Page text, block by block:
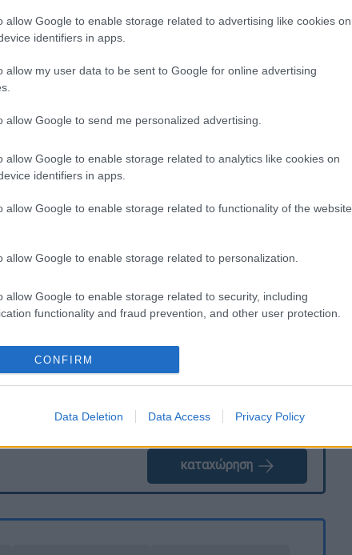
allow Google to enable storage related to advertising like cookies on
identifiers in apps.
allow my user data to be sent to Google for online advertising
allow Google to send me personalized advertising.
allow Google to enable storage related to analytics like cookies on
identifiers in apps.
allow Google to enable storage related to functionality of the website
allow Google to enable storage related to personalization.
allow Google to enable storage related to security, including
functionality and fraud prevention, and other user protection.
CONFIRM
Data Deletion Data Access Privacy Policy
λόγω μέθης - Συνελήφθη ο
που κοινοποίησε μιαχρήστης του
στο πεζοδρόμιοκαι να στρίβει.
200 χιλιάδες προβολέςενώ η χρήστης
Περιστέρι»
ΕΘΝΟΣ θα παρεμβαίνει και τα προσβλητικά σχόλια θα
καταχώρηση